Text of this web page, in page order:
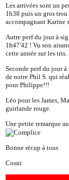
Les arrivées sont un
1h38 puis un gros
accompagnant Karine
Autre perf du jour à
1h47'42 ! Vu son
cette année sur les tris.
Seconde perf du jour
de notre Phil S. qui
pour Philippe!!!
Léo pour les James,
guirlande rouge.
Une petite remarque
Bonne récup à tous
Cosni